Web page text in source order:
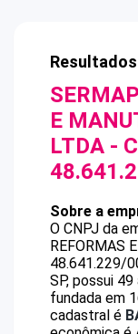
E
LTDA -
Sobre a
O CNPJ da
REFORMAS
48.641.229/
SP, possui
fundada em
cadastral é